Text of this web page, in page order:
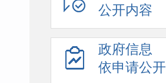
公开内容
政府信息
依申请公开